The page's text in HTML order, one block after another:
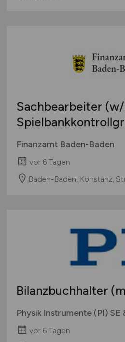
Sachbearbeiter
Finanzamt Baden-Baden
vor 6 Tagen
Baden-Baden, Konstanz,
Bilanzbuchhalter
Physik Instrumente (PI) SE
vor 6 Tagen